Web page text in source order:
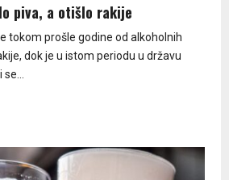
piva, a otišlo rakije
tokom prošle godine od alkoholnih
dok je u istom periodu u državu